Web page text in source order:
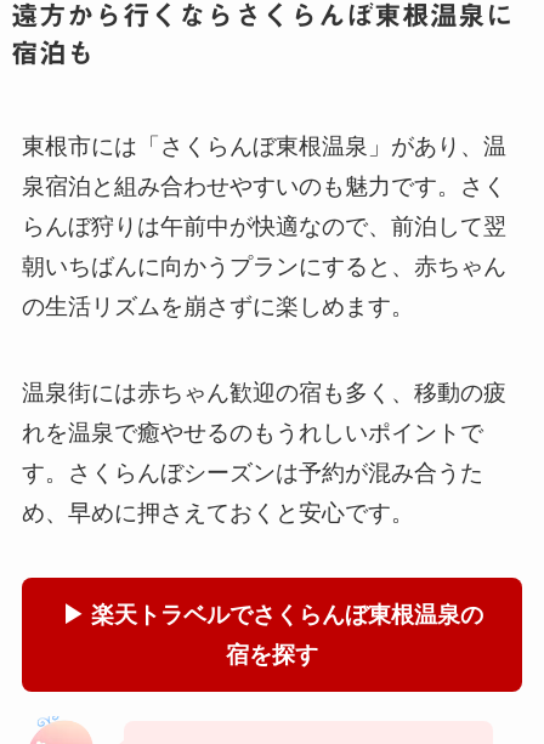
遠方から行くならさくらんぼ東根温泉に
宿泊も
東根市には「さくらんぼ東根温泉」があり、温
泉宿泊と組み合わせやすいのも魅力です。さく
らんぼ狩りは午前中が快適なので、前泊して翌
朝いちばんに向かうプランにすると、赤ちゃん
の生活リズムを崩さずに楽しめます。
温泉街には赤ちゃん歓迎の宿も多く、移動の疲
れを温泉で癒やせるのもうれしいポイントで
す。さくらんぼシーズンは予約が混み合うた
め、早めに押さえておくと安心です。
▶ 楽天トラベルでさくらんぼ東根温泉の
宿を探す